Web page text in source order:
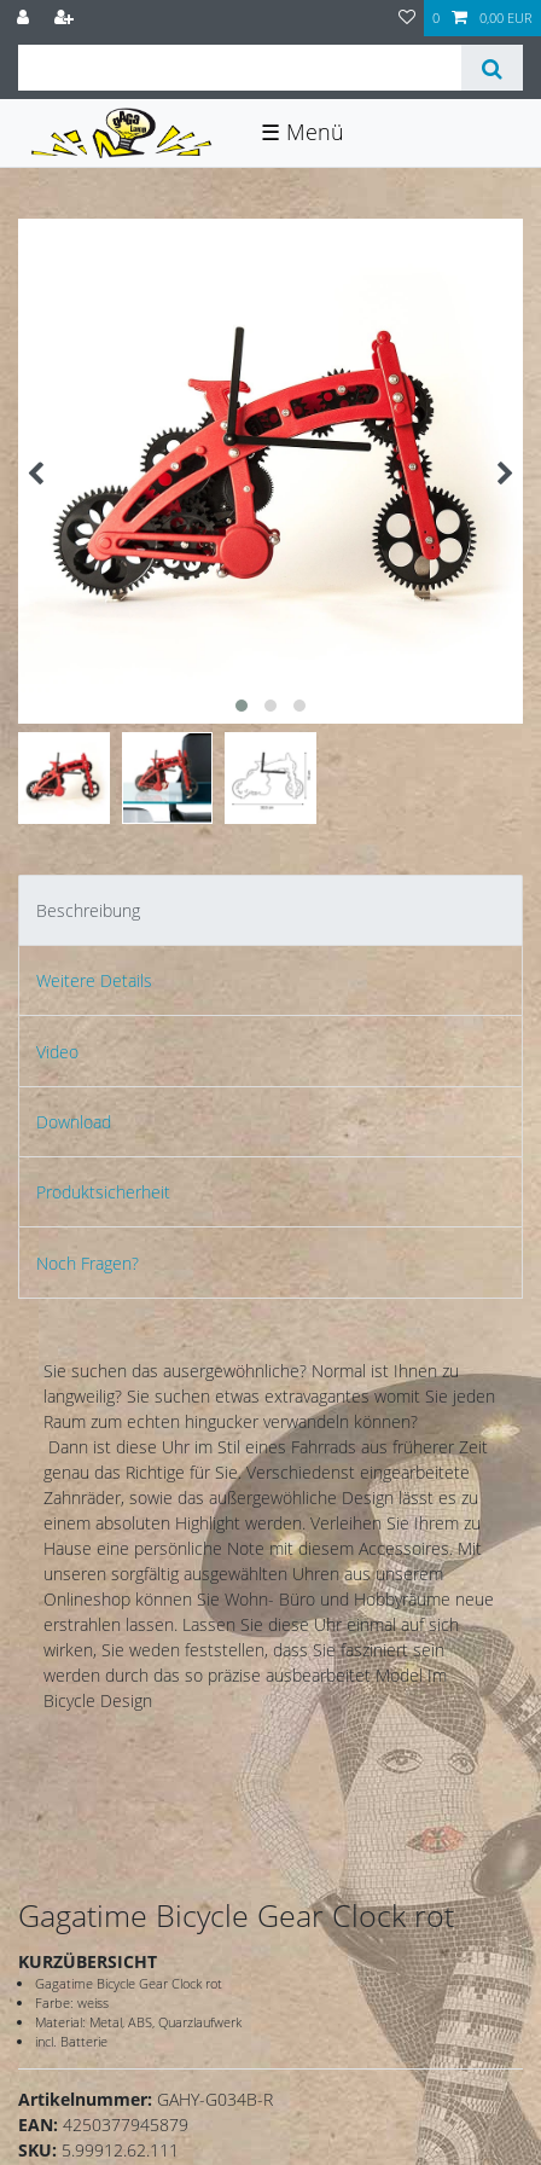
0 0,00 EUR
☰
Beschreibung
Weitere Details
Video
Download
Produktsicherheit
Noch Fragen?
Sie suchen das ausergewöhnliche? Normal ist Ihnen zu
langweilig? Sie suchen etwas extravagantes womit Sie jeden
Raum zum echten hingucker verwandeln können?
Dann ist diese Uhr im Stil eines Fahrrads aus früherer Zeit
genau das Richtige für Sie. Verschiedenst eingearbeitete
Zahnräder, sowie das außergewöhliche Design lässt es zu
einem absoluten Highlight werden. Verleihen Sie Ihrem zu
Hause eine persönliche Note mit diesem Accessoires. Mit
unseren sorgfältig ausgewählten Uhren aus unserem
Onlineshop können Sie Wohn- Büro und Hobbyräume neue
erstrahlen lassen. Lassen Sie diese Uhr einmal auf sich
wirken, Sie weden feststellen, dass Sie fasziniert sein
werden durch das so präzise ausbearbeitet Model Im
Bicycle Design
Gagatime Bicycle Gear Clock rot
KURZÜBERSICHT
Gagatime Bicycle Gear Clock rot
Farbe: weiss
Material: Metal, ABS, Quarzlaufwerk
incl. Batterie
Artikelnummer: GAHY-G034B-R
EAN: 4250377945879
SKU: 5.99912.62.111